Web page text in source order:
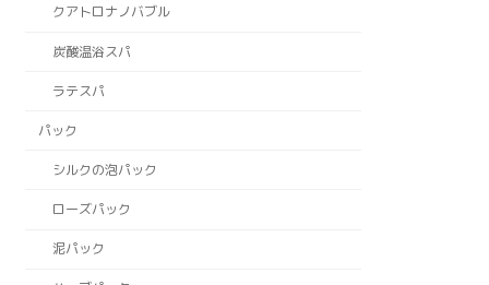
クアトロナノバブル
炭酸温浴スパ
ラテスパ
パック
シルクの泡パック
ローズパック
泥パック